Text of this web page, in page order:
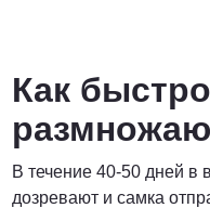
Как
В течение 40-50 дней в
дозревают и самка